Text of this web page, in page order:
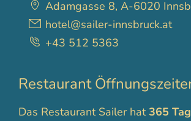
Adamgasse 8, A-6020
hotel@sailer-innsbruck.at
+43 512 5363
Restaurant
Das Restaurant Sailer hat365